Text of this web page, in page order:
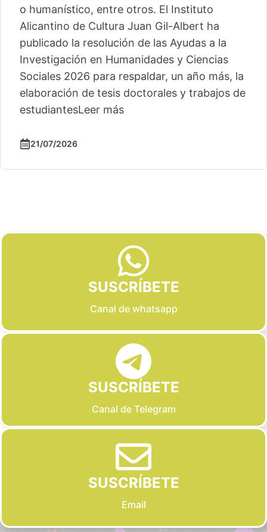
o humanístico, entre otros. El Instituto
Alicantino de Cultura Juan Gil-Albert ha
publicado la resolución de las Ayudas a la
Investigación en Humanidades y Ciencias
Sociales 2026 para respaldar, un año más, la
elaboración de tesis doctorales y trabajos de
estudiantesLeer más
21/07/2026
SUSCRÍBETE
Canal de whatsapp
SUSCRÍBETE
Canal de Telegram
SUSCRÍBETE
Email